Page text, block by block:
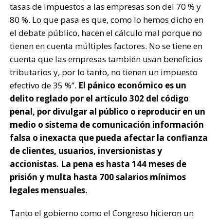
tasas de impuestos a las empresas son del 70 % y
80 %. Lo que pasa es que, como lo hemos dicho en
el debate público, hacen el cálculo mal porque no
tienen en cuenta múltiples factores. No se tiene en
cuenta que las empresas también usan beneficios
tributarios y, por lo tanto, no tienen un impuesto
efectivo de 35 %”. El pánico económico es un
delito reglado por el artículo 302 del código
penal, por divulgar al público o reproducir en un
medio o sistema de comunicación información
falsa o inexacta que pueda afectar la confianza
de clientes, usuarios, inversionistas y
accionistas. La pena es hasta 144 meses de
prisión y multa hasta 700 salarios mínimos
legales mensuales.
Tanto el gobierno como el Congreso hicieron un